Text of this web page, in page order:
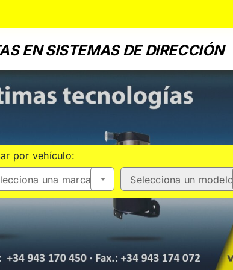
EN SISTEMAS DE DIRECCIÓN
por vehículo:
una marca Selecciona un modelo